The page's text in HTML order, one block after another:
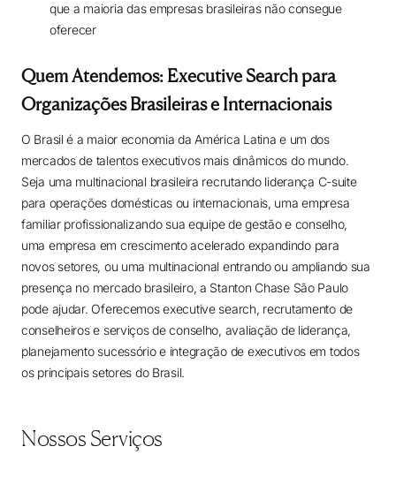
que a maioria das empresas brasileiras não consegue
oferecer
Quem Atendemos: Executive Search para
Organizações Brasileiras e Internacionais
O Brasil é a maior economia da América Latina e um dos
mercados de talentos executivos mais dinâmicos do mundo.
Seja uma multinacional brasileira recrutando liderança C-suite
para operações domésticas ou internacionais, uma empresa
familiar profissionalizando sua equipe de gestão e conselho,
uma empresa em crescimento acelerado expandindo para
novos setores, ou uma multinacional entrando ou ampliando sua
presença no mercado brasileiro, a Stanton Chase São Paulo
pode ajudar. Oferecemos executive search, recrutamento de
conselheiros e serviços de conselho, avaliação de liderança,
planejamento sucessório e integração de executivos em todos
os principais setores do Brasil.
Nossos Serviços